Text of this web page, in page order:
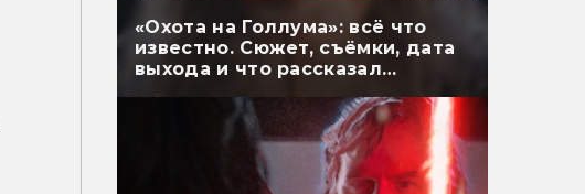
«Охота на Голлума»: всё что
известно. Сюжет, съёмки, дата
выхода и что рассказал